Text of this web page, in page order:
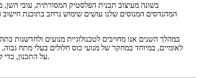
בשונה מעיצוב תבנית הפלסטיק המסורתית, עובי השן,
המהנדסים המנוסים שלנו עושים שימוש נרחב בתוכנת חישוב
לאומיים, במיוחד במחקר של מנועי כוס חלולים בעלי מתח
על התכנון, כדי להדגיש את מאפייני המוצר וביצועי איכות מוצר אמינים. כל מנוע או דרייבר נבדקים בקפדנות מחוץ למפעל, וכל מנוע או דרייבר נבדקים בקפדנות מחוץ למפעל.